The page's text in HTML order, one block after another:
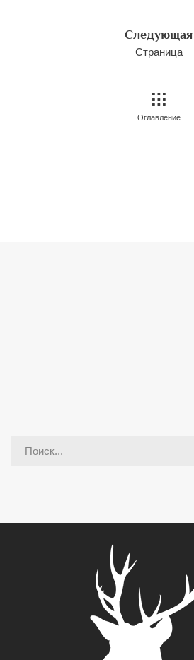
Следующая
Страница
Оглавление